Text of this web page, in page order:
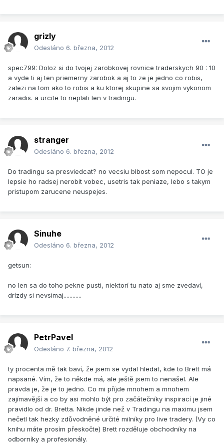
grizly
Odesláno 6. března, 2012
spec799: Doloz si do tvojej zarobkovej rovnice traderskych 90 : 10
a vyde ti aj ten priemerny zarobok a aj to ze je jedno co robis,
zalezi na tom ako to robis a ku ktorej skupine sa svojim vykonom
zaradis. a urcite to neplati len v tradingu.
stranger
Odesláno 6. března, 2012
Do tradingu sa presviedcat? no vecsiu blbost som nepocul. TO je
lepsie ho radsej nerobit vobec, usetris tak peniaze, lebo s takym
pristupom zarucene neuspejes.
Sinuhe
Odesláno 6. března, 2012
getsun:
no len sa do toho pekne pusti, niektorí tu nato aj sme zvedaví,
drízdy si nevsimaj............
PetrPavel
Odesláno 7. března, 2012
ty procenta mě tak baví, že jsem se vydal hledat, kde to Brett má
napsané. Vím, že to někde má, ale ještě jsem to nenašel. Ale
pravda je, že je to jedno. Co mi příjde mnohem a mnohem
zajímavější a co by asi mohlo být pro začátečníky inspirací je jiné
pravidlo od dr. Bretta. Nikde jinde než v Tradingu na maximu jsem
nečetl tak hezky zdůvodněné určité milníky pro live tradery. (Vy co
knihu máte prosím přeskočte) Brett rozděluje obchodníky na
odborníky a profesionály.